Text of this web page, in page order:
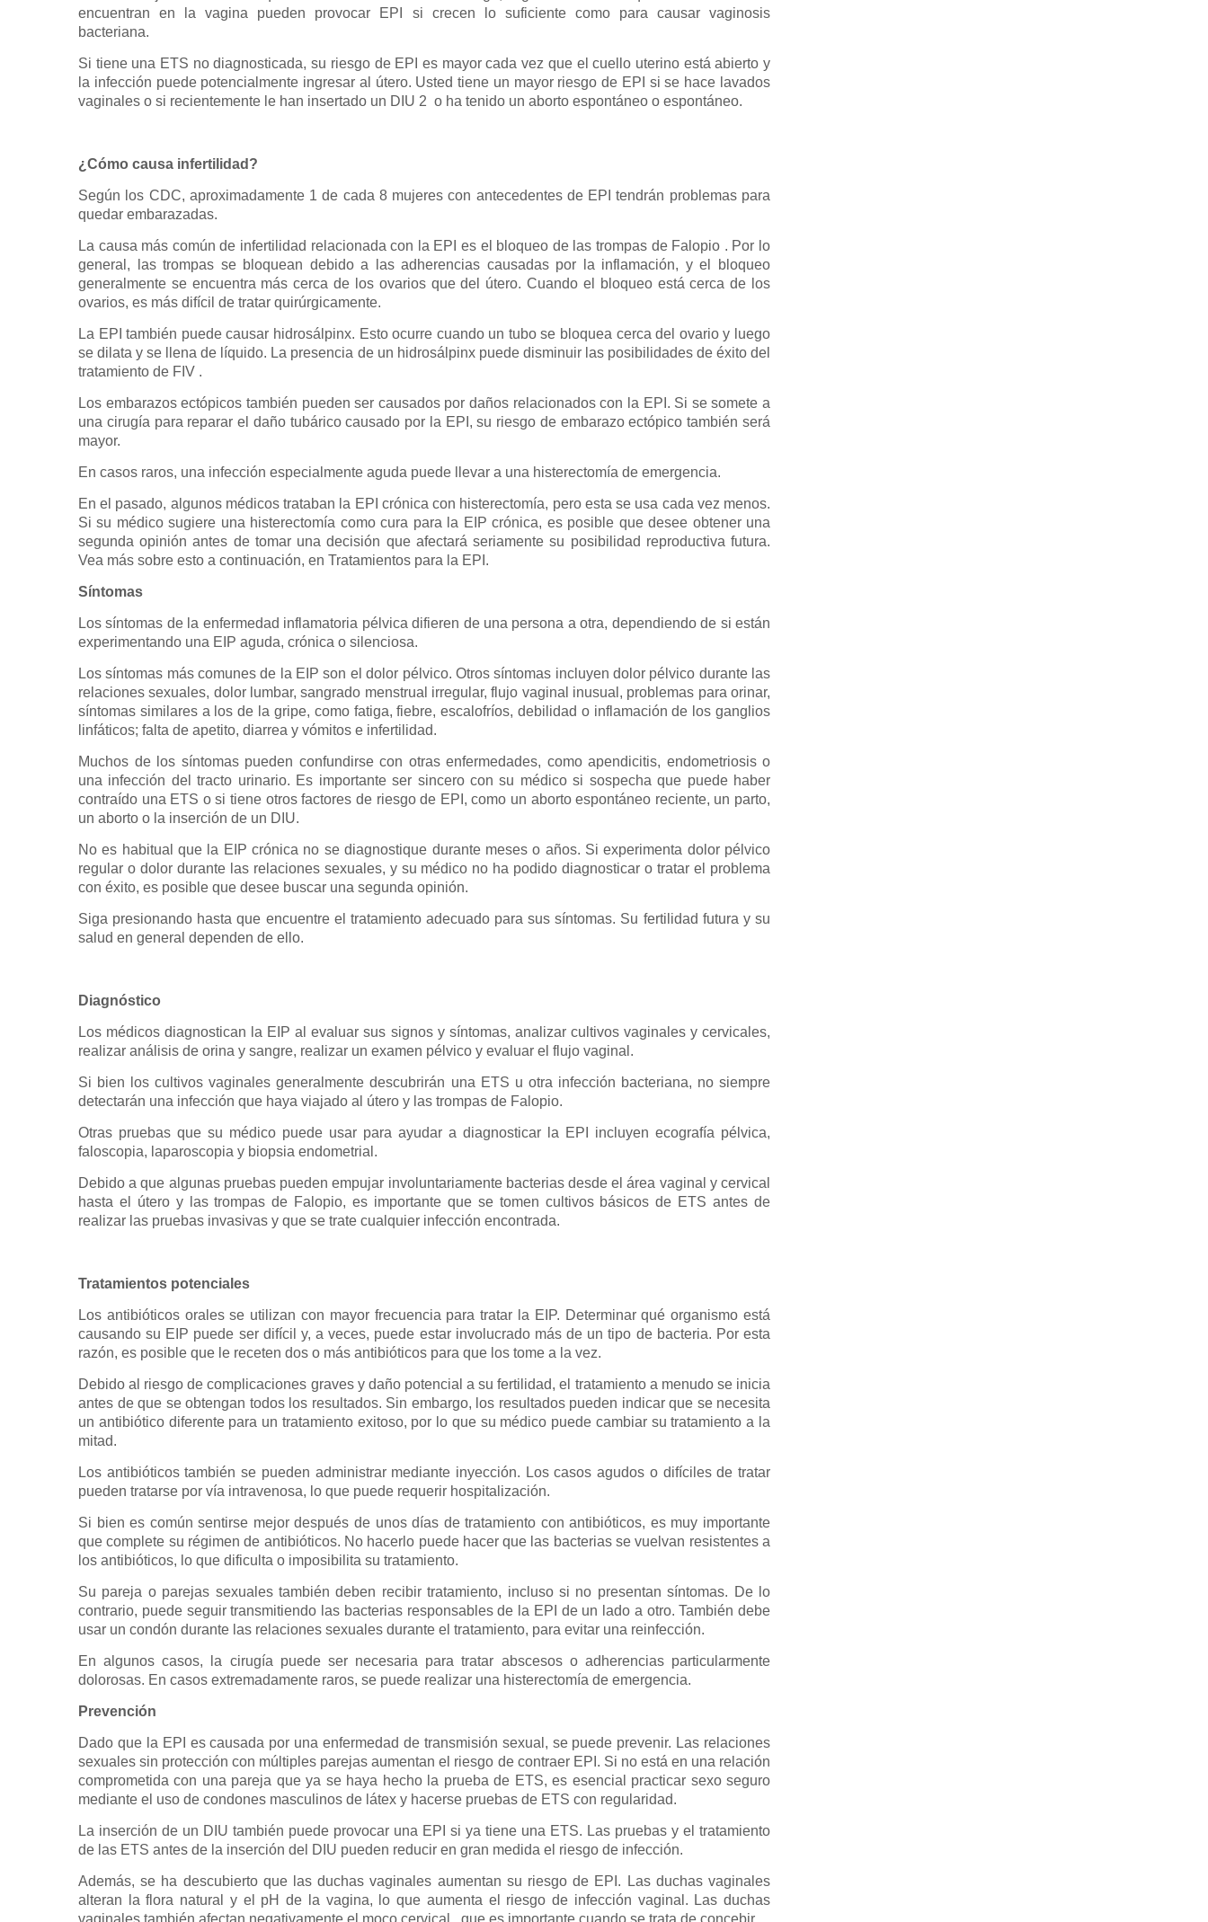
encuentran en la vagina pueden provocar EPI si crecen lo suficiente como para causar vaginosis
bacteriana.
Si tiene una ETS no diagnosticada, su riesgo de EPI es mayor cada vez que el cuello uterino está abierto y
la infección puede potencialmente ingresar al útero. Usted tiene un mayor riesgo de EPI si se hace lavados
vaginales o si recientemente le han insertado un DIU 2 o ha tenido un aborto espontáneo o espontáneo.
¿Cómo causa infertilidad?
Según los CDC, aproximadamente 1 de cada 8 mujeres con antecedentes de EPI tendrán problemas para
quedar embarazadas.
La causa más común de infertilidad relacionada con la EPI es el bloqueo de las trompas de Falopio . Por lo
general, las trompas se bloquean debido a las adherencias causadas por la inflamación, y el bloqueo
generalmente se encuentra más cerca de los ovarios que del útero. Cuando el bloqueo está cerca de los
ovarios, es más difícil de tratar quirúrgicamente.
La EPI también puede causar hidrosálpinx. Esto ocurre cuando un tubo se bloquea cerca del ovario y luego
se dilata y se llena de líquido. La presencia de un hidrosálpinx puede disminuir las posibilidades de éxito del
tratamiento de FIV .
Los embarazos ectópicos también pueden ser causados ​​por daños relacionados con la EPI. Si se somete a
una cirugía para reparar el daño tubárico causado por la EPI, su riesgo de embarazo ectópico también será
mayor.
En casos raros, una infección especialmente aguda puede llevar a una histerectomía de emergencia.
En el pasado, algunos médicos trataban la EPI crónica con histerectomía, pero esta se usa cada vez menos.
Si su médico sugiere una histerectomía como cura para la EIP crónica, es posible que desee obtener una
segunda opinión antes de tomar una decisión que afectará seriamente su posibilidad reproductiva futura.
Vea más sobre esto a continuación, en Tratamientos para la EPI.
Síntomas
Los síntomas de la enfermedad inflamatoria pélvica difieren de una persona a otra, dependiendo de si están
experimentando una EIP aguda, crónica o silenciosa.
Los síntomas más comunes de la EIP son el dolor pélvico. Otros síntomas incluyen dolor pélvico durante las
relaciones sexuales, dolor lumbar, sangrado menstrual irregular, flujo vaginal inusual, problemas para orinar,
síntomas similares a los de la gripe, como fatiga, fiebre, escalofríos, debilidad o inflamación de los ganglios
linfáticos; falta de apetito, diarrea y vómitos e infertilidad.
Muchos de los síntomas pueden confundirse con otras enfermedades, como apendicitis, endometriosis o
una infección del tracto urinario. Es importante ser sincero con su médico si sospecha que puede haber
contraído una ETS o si tiene otros factores de riesgo de EPI, como un aborto espontáneo reciente, un parto,
un aborto o la inserción de un DIU.
No es habitual que la EIP crónica no se diagnostique durante meses o años. Si experimenta dolor pélvico
regular o dolor durante las relaciones sexuales, y su médico no ha podido diagnosticar o tratar el problema
con éxito, es posible que desee buscar una segunda opinión.
Siga presionando hasta que encuentre el tratamiento adecuado para sus síntomas. Su fertilidad futura y su
salud en general dependen de ello.
Diagnóstico
Los médicos diagnostican la EIP al evaluar sus signos y síntomas, analizar cultivos vaginales y cervicales,
realizar análisis de orina y sangre, realizar un examen pélvico y evaluar el flujo vaginal.
Si bien los cultivos vaginales generalmente descubrirán una ETS u otra infección bacteriana, no siempre
detectarán una infección que haya viajado al útero y las trompas de Falopio.
Otras pruebas que su médico puede usar para ayudar a diagnosticar la EPI incluyen ecografía pélvica,
faloscopia, laparoscopia y biopsia endometrial.
Debido a que algunas pruebas pueden empujar involuntariamente bacterias desde el área vaginal y cervical
hasta el útero y las trompas de Falopio, es importante que se tomen cultivos básicos de ETS antes de
realizar las pruebas invasivas y que se trate cualquier infección encontrada.
Tratamientos potenciales
Los antibióticos orales se utilizan con mayor frecuencia para tratar la EIP. Determinar qué organismo está
causando su EIP puede ser difícil y, a veces, puede estar involucrado más de un tipo de bacteria. Por esta
razón, es posible que le receten dos o más antibióticos para que los tome a la vez.
Debido al riesgo de complicaciones graves y daño potencial a su fertilidad, el tratamiento a menudo se inicia
antes de que se obtengan todos los resultados. Sin embargo, los resultados pueden indicar que se necesita
un antibiótico diferente para un tratamiento exitoso, por lo que su médico puede cambiar su tratamiento a la
mitad.
Los antibióticos también se pueden administrar mediante inyección. Los casos agudos o difíciles de tratar
pueden tratarse por vía intravenosa, lo que puede requerir hospitalización.
Si bien es común sentirse mejor después de unos días de tratamiento con antibióticos, es muy importante
que complete su régimen de antibióticos. No hacerlo puede hacer que las bacterias se vuelvan resistentes a
los antibióticos, lo que dificulta o imposibilita su tratamiento.
Su pareja o parejas sexuales también deben recibir tratamiento, incluso si no presentan síntomas. De lo
contrario, puede seguir transmitiendo las bacterias responsables de la EPI de un lado a otro. También debe
usar un condón durante las relaciones sexuales durante el tratamiento, para evitar una reinfección.
En algunos casos, la cirugía puede ser necesaria para tratar abscesos o adherencias particularmente
dolorosas. En casos extremadamente raros, se puede realizar una histerectomía de emergencia.
Prevención
Dado que la EPI es causada por una enfermedad de transmisión sexual, se puede prevenir. Las relaciones
sexuales sin protección con múltiples parejas aumentan el riesgo de contraer EPI. Si no está en una relación
comprometida con una pareja que ya se haya hecho la prueba de ETS, es esencial practicar sexo seguro
mediante el uso de condones masculinos de látex y hacerse pruebas de ETS con regularidad.
La inserción de un DIU también puede provocar una EPI si ya tiene una ETS. Las pruebas y el tratamiento
de las ETS antes de la inserción del DIU pueden reducir en gran medida el riesgo de infección.
Además, se ha descubierto que las duchas vaginales aumentan su riesgo de EPI. Las duchas vaginales
alteran la flora natural y el pH de la vagina, lo que aumenta el riesgo de infección vaginal. Las duchas
vaginales también afectan negativamente el moco cervical , que es importante cuando se trata de concebir.